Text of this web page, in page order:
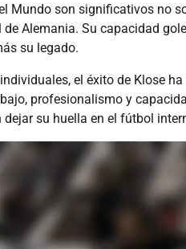
Mundo son significativos no
Alemania. Su capacidad
su legado.
el éxito de Klose
profesionalismo y
su huella en el fútbol